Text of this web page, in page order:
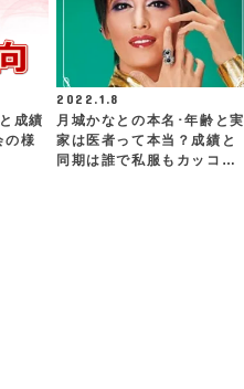
成績
の様
2022.1.8
月城かなとの本名･年齢と実
家は医者って本当？成績と
同期は誰で私服もカッコ…